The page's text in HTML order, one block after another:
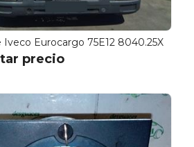
Iveco Eurocargo 75E12 8040.25X
precio